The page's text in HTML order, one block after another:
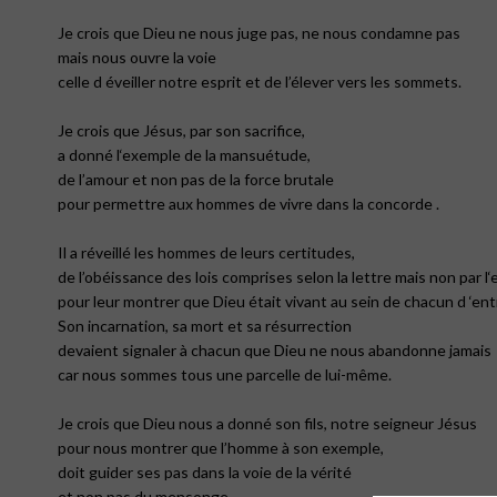
Je crois que Dieu ne nous juge pas, ne nous condamne pas
mais nous ouvre la voie
celle d éveiller notre esprit et de l’élever vers les sommets.
Je crois que Jésus, par son sacrifice,
a donné l‘exemple de la mansuétude,
de l’amour et non pas de la force brutale
pour permettre aux hommes de vivre dans la concorde .
Il a réveillé les hommes de leurs certitudes,
de l’obéissance des lois comprises selon la lettre mais non par
pour leur montrer que Dieu était vivant au sein de chacun d
Son incarnation, sa mort et sa résurrection
devaient signaler à chacun que Dieu ne nous abandonne jamais
car nous sommes tous une parcelle de lui-même.
Je crois que Dieu nous a donné son fils, notre seigneur Jésus
pour nous montrer que l’homme à son exemple,
doit guider ses pas dans la voie de la vérité